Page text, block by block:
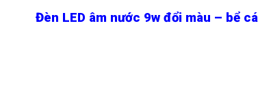
Đèn LED âm nước 9w đổi màu – bể